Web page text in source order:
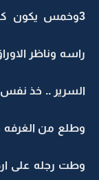
3وخمس يكون
راسه وناظر
السرير .. خذ
وطلع من الغرفه
وطت رجله على